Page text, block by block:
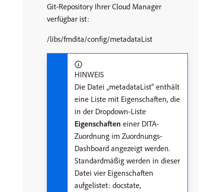
Git-Repository Ihrer Cloud Manager
verfügbar ist:
/libs/fmdita/config/metadataList
HINWEIS
Die Datei „metadataList“ enthält
eine Liste mit Eigenschaften, die
in der Dropdown-Liste
Eigenschaften einer DITA-
Zuordnung im Zuordnungs-
Dashboard angezeigt werden.
Standardmäßig werden in dieser
Datei vier Eigenschaften
aufgelistet: docstate,